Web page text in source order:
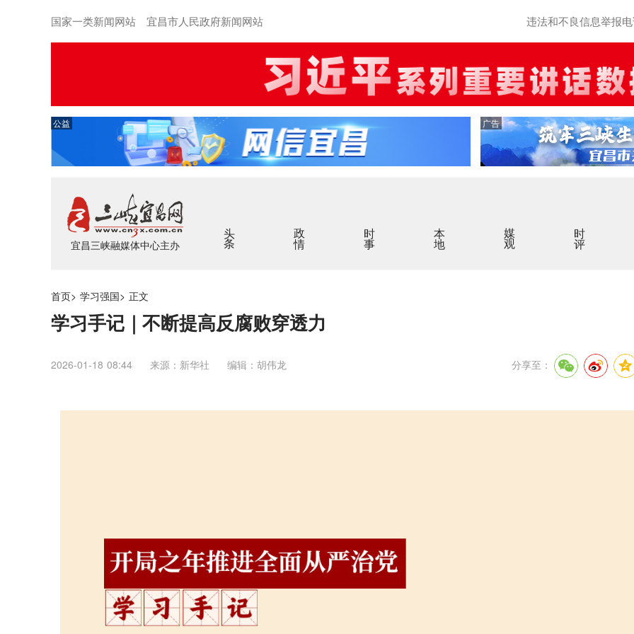
国家一类新闻网站 宜昌市人民政府新闻网站 违法和不良信息举报
公益 广告
宜昌三峡融媒体中心主办
头条 政情 时事 本地 媒观 时评
首页> 学习强国> 正文
学习手记｜不断提高反腐败穿透力
2026-01-18 08:44 来源：​新华社 编辑：胡伟龙 分享至：